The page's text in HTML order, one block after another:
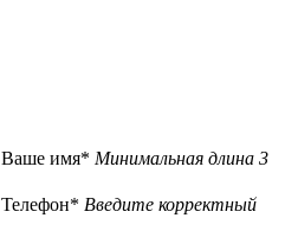
Ваше имя* Минимальная длина 3
Телефон* Введите корректный